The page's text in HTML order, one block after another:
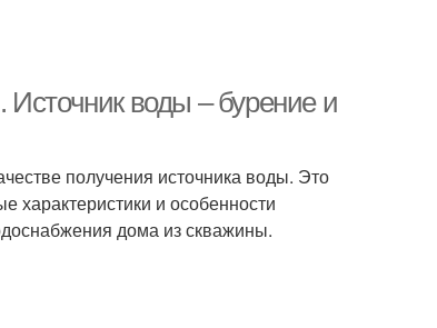
воды – бурение и
получения источника воды. Это
характеристики и особенности
дома из скважины.